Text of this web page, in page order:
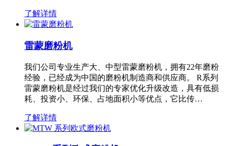
了解详情
雷蒙磨粉机
我们公司专业生产大、中型雷蒙磨粉机，拥有22年磨粉
经验，已经成为中国的磨粉机制造商和供应商。 R系列
雷蒙磨粉机是经过我们的专家优化升级改造，具有低损
耗、投资小、环保、占地面积小等优点，它比传…
了解详情